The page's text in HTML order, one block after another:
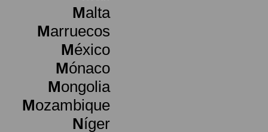
Malta
Marruecos
México
Mónaco
Mongolia
Mozambique
Níger